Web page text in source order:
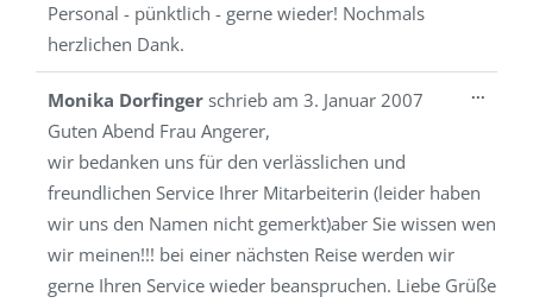
Personal - pünktlich - gerne wieder! Nochmals
herzlichen Dank.
Monika Dorfinger schrieb am 3. Januar 2007
Guten Abend Frau Angerer,
wir bedanken uns für den verlässlichen und
freundlichen Service Ihrer Mitarbeiterin (leider haben
wir uns den Namen nicht gemerkt)aber Sie wissen wen
wir meinen!!! bei einer nächsten Reise werden wir
gerne Ihren Service wieder beanspruchen. Liebe Grüße
...